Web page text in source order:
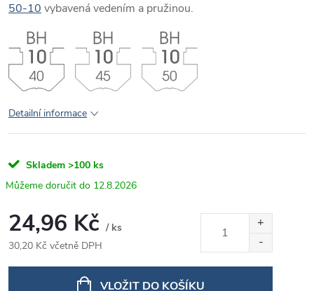
50-10 vybavená vedením a pružinou.
Detailní informace
Skladem >100 ks
12.8.2026
24,96 Kč / ks
30,20 Kč včetně DPH
VLOŽIT DO KOŠÍKU